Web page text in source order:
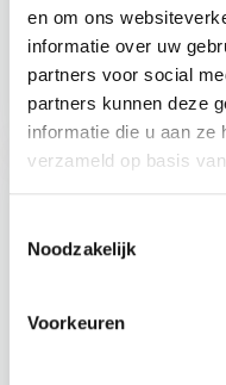
en om ons
informatie over uw
partners voor social
partners kunnen deze
informatie die u aan ze
verzameld op basis
Noodzakelijk
Voorkeuren